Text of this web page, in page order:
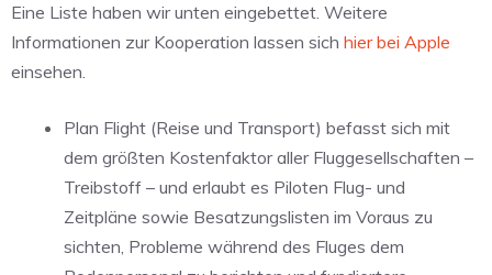
Eine Liste haben wir unten eingebettet. Weitere
Informationen zur Kooperation lassen sich hier bei Apple
einsehen.
Plan Flight (Reise und Transport) befasst sich mit
dem größten Kostenfaktor aller Fluggesellschaften –
Treibstoff – und erlaubt es Piloten Flug- und
Zeitpläne sowie Besatzungslisten im Voraus zu
sichten, Probleme während des Fluges dem